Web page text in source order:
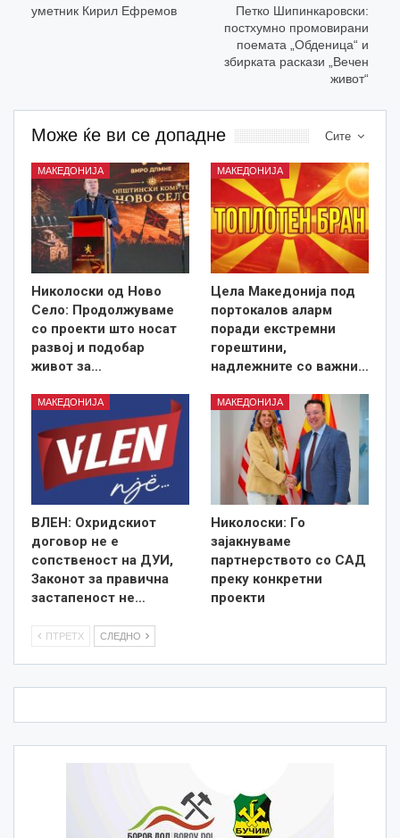
уметник Кирил Ефремов
Петко Шипинкаровски:
постхумно промовирани
поемата „Обденица“ и
збирката раскази „Вечен
живот“
Сите
Може ќе ви се допадне
МАКЕДОНИЈА
Николоски од Ново
Село: Продолжуваме
со проекти што носат
развој и подобар
живот за…
МАКЕДОНИЈА
Цела Македонија под
портокалов аларм
поради екстремни
горештини,
надлежните со важни…
МАКЕДОНИЈА
ВЛЕН: Охридскиот
договор не е
сопственост на ДУИ,
Законот за правична
застапеност не…
МАКЕДОНИЈА
Николоски: Го
зајакнуваме
партнерството со САД
преку конкретни
проекти
ПТРЕТХ СЛЕДНО